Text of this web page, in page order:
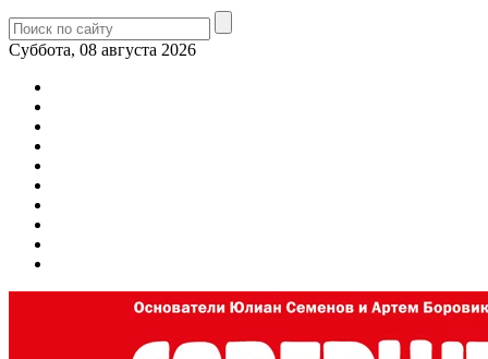
Суббота, 08 августа 2026